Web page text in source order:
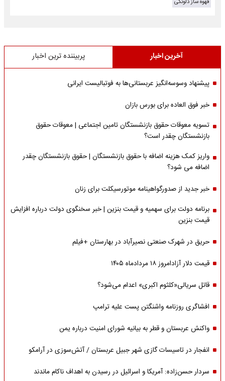
آخرین اخبار پربیننده ترین اخبار
پیشنهاد وسوسه‌انگیز عربستانی‌ها به فوتبالیست ایرانی
خبر فوق العاده برای بورس بازان
تسویه معوقات حقوق بازنشستگان تامین اجتماعی | معوقات حقوق
بازنشستگان چقدر است؟
واریز کمک هزینه اضافه با حقوق بازنشستگان | حقوق بازنشستگان چقدر
اضافه می شود؟
خبر جدید از صدورگواهینامه موتورسیکلت برای زنان
برنامه دولت برای سهمیه و قیمت بنزین | خبر سخنگوی دولت درباره افزایش
قیمت بنزین
حریق در شهرک صنعتی نصیرآباد در بهارستان +فیلم
قیمت دلار آزادامروز ۱۸ مردادماه ۱۴۰۵
قاتل سریالی«کلثوم اکبری» اعدام می‌شود؟
افشاگری روزنامه واشنگتن پست علیه ترامپ
واکنش عربستان و قطر به بیانیه شورای امنیت درباره یمن
انفجار در تاسیسات گازی شهر جبیل عربستان / آتش‌سوزی در آرامکو
سردار حسن‌زاده: آمریکا و اسرائیل در رسیدن به اهداف ناکام ماندند